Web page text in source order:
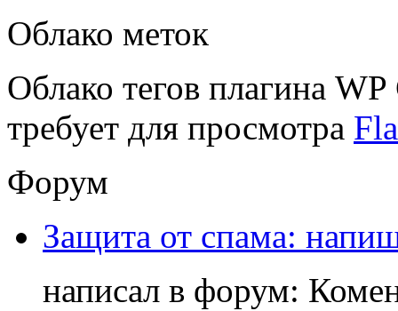
Облако меток
Облако тегов плагина
требует для просмотра
Форум
Защита от спама:
написал в форум: